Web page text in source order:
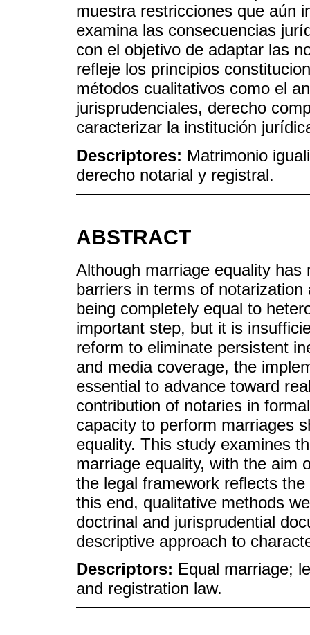
muestra restricciones que aún
examina las consecuencias
con el objetivo de adaptar las
refleje los principios
métodos cualitativos como el
jurisprudenciales, derecho
caracterizar la institución
Descriptores: Matrimonio
derecho notarial y registral.
ABSTRACT
Although marriage equality
barriers in terms of
being completely equal to
important step, but it is
reform to eliminate persistent
and media coverage, the
essential to advance toward
contribution of notaries in
capacity to perform marriages
equality. This study examines
marriage equality, with the aim
the legal framework reflects
this end, qualitative methods
doctrinal and jurisprudential
descriptive approach to
Descriptors: Equal marriage;
and registration law.